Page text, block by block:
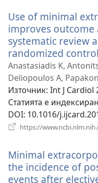
Use of minimal
improves
systematic review
randomized
Anastasiadis K,
Deliopoulos A,
Източник‎: Int J Cardiol
Статията е
DOI‎: 10.1016/
https://
Minimal
the incidence of
events after